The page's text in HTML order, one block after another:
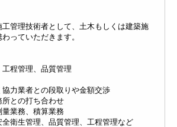
管理技術者として、土木もしくは建築施
っていただきます。
工程管理、品質管理
協力業者との段取りや金額交渉
所との打ち合わせ
量業務、積算業務
全衛生管理、品質管理、工程管理など